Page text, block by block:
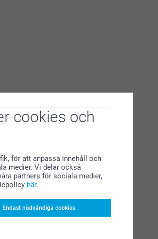
cookies och
för att anpassa innehåll och
medier. Vi delar också
partners för sociala medier,
här.
Endast nödvändiga cookies